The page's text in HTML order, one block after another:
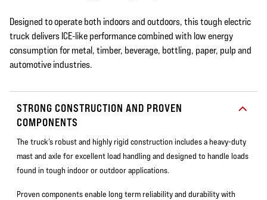
Designed to operate both indoors and outdoors, this tough electric
truck delivers ICE-like performance combined with low energy
consumption for metal, timber, beverage, bottling, paper, pulp and
automotive industries.
STRONG CONSTRUCTION AND PROVEN
COMPONENTS
The truck’s robust and highly rigid construction includes a heavy-duty
mast and axle for excellent load handling and designed to handle loads
found in tough indoor or outdoor applications.
Proven components enable long term reliability and durability with